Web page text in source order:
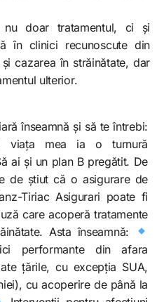
nu doar tratamentul, ci și
în clinici recunoscute din
cazarea în străinătate, dar
ulterior.
înseamnă și să te întrebi:
viața mea ia o turnură
ai și un plan B pregătit. De
de știut că o asigurare de
Tiriac Asigurari poate fi
care acoperă tratamente
Asta înseamnă:
performante din afara
țările, cu excepția SUA,
cu acoperire de până la